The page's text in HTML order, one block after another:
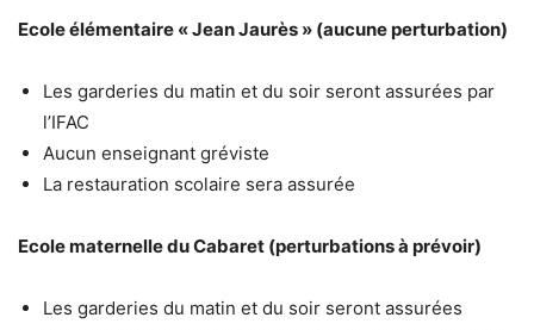
Ecole élémentaire « Jean Jaurès » (aucune perturbation)
Les garderies du matin et du soir seront assurées par
l’IFAC
Aucun enseignant gréviste
La restauration scolaire sera assurée
Ecole maternelle du Cabaret (perturbations à prévoir)
Les garderies du matin et du soir seront assurées